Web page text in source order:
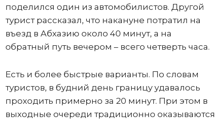
поделился один из автомобилистов. Другой
турист рассказал, что накануне потратил на
въезд в Абхазию около 40 минут, а на
обратный путь вечером – всего четверть часа.
Есть и более быстрые варианты. По словам
туристов, в будний день границу удавалось
проходить примерно за 20 минут. При этом в
выходные очереди традиционно оказываются